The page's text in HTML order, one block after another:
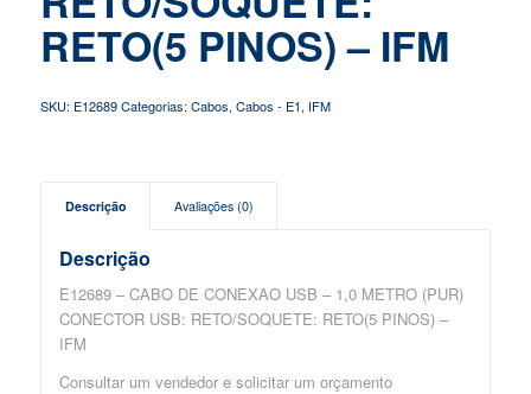
RETO(5 PINOS) – IFM
SKU: E12689 Categorias: Cabos, Cabos - E1, IFM
Descrição Avaliações (0)
Descrição
E12689 – CABO DE CONEXAO USB – 1,0 METRO (PUR)
CONECTOR USB: RETO/SOQUETE: RETO(5 PINOS) –
IFM
Consultar um vendedor e solicitar um orçamento